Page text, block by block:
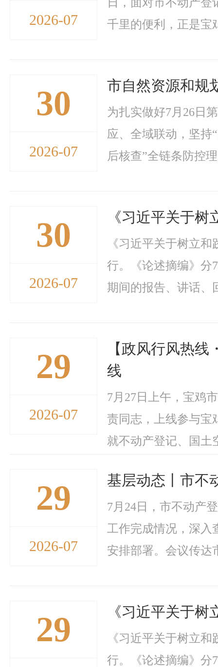
2026-07
千里的便利，正是宝
30
2026-07
市自然资源和规
为扎实做好7月26日
应、全域联动，坚持
后核查”全链条防控
30
2026-07
《习近平关于
《习近平关于树立
行。《论述摘编》分
期间的报告、讲话、
29
2026-07
【政风行风热
线
7月27日上午，宝鸡
责同志，上线参与宝
就不动产登记、国土
29
2026-07
基层动态丨市不
7月24日，市不动产
工作完成情况，深入
安排部署。会议传达
29 《习近平关于
《习近平关于树立
行。《论述摘编》分